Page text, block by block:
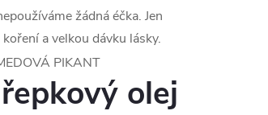
žádná éčka. Jen
a velkou dávku lásky.
olej